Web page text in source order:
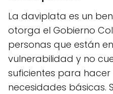
La daviplata es un
otorga el Gobierno
personas que están
vulnerabilidad y no
suficientes para hacer
necesidades básicas.